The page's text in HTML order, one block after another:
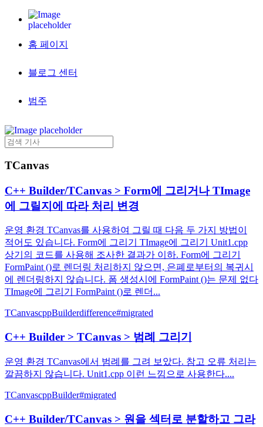
홈 페이지
블로그 센터
범주
TCanvas
C++ Builder/TCanvas > Form에 그리거나 TImage
에 그릴지에 따라 처리 변경
운영 환경 TCanvas를 사용하여 그릴 때 다음 두 가지 방법이
적어도 있습니다. Form에 그리기 TImage에 그리기 Unit1.cpp
상기의 코드를 사용해 조사한 결과가 이하. Form에 그리기
FormPaint ()로 렌더링 처리하지 않으면, 은폐로부터의 복귀시
에 렌더링하지 않습니다. 폼 생성시에 FormPaint ()는 문제 없다
TImage에 그리기 FormPaint ()로 렌더...
TCanvascppBuilderdifference#migrated
C++ Builder > TCanvas > 범례 그리기
운영 환경 TCanvas에서 범례를 그려 보았다. 참고 오류 처리는
깔끔하지 않습니다. Unit1.cpp 이런 느낌으로 사용한다....
TCanvascppBuilder#migrated
C++ Builder/TCanvas > 원을 섹터로 분할하고 그라